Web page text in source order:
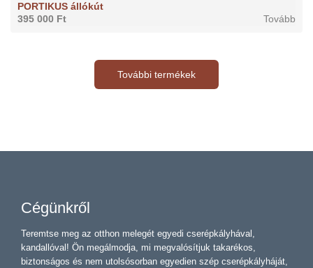
PORTIKUS állókút
Tovább
395 000 Ft
További termékek
Cégünkről
Teremtse meg az otthon melegét egyedi cserépkályhával,
kandallóval! Ön megálmodja, mi megvalósítjuk takarékos,
biztonságos és nem utolsósorban egyedien szép cserépkályháját,